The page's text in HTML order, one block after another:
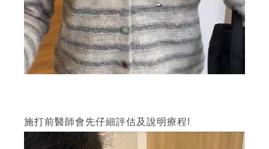
施打前醫師會先仔細評估及說明療程!